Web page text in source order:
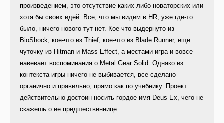
произведением, это отсутствие каких-либо новаторских или
хотя бы своих идей. Все, что мы видим в HR, уже где-то
было, ничего нового тут нет. Кое-что выдернуто из
BioShock, кое-что из Thief, кое-что из Blade Runner, еще
чуточку из Hitman и Mass Effect, а местами игра и вовсе
навевает воспоминания о Metal Gear Solid. Однако из
контекста игры ничего не выбивается, все сделано
органично и правильно, прямо как по учебнику. Проект
действительно достоин носить гордое имя Deus Ex, чего не
скажешь о ее предшественнице.